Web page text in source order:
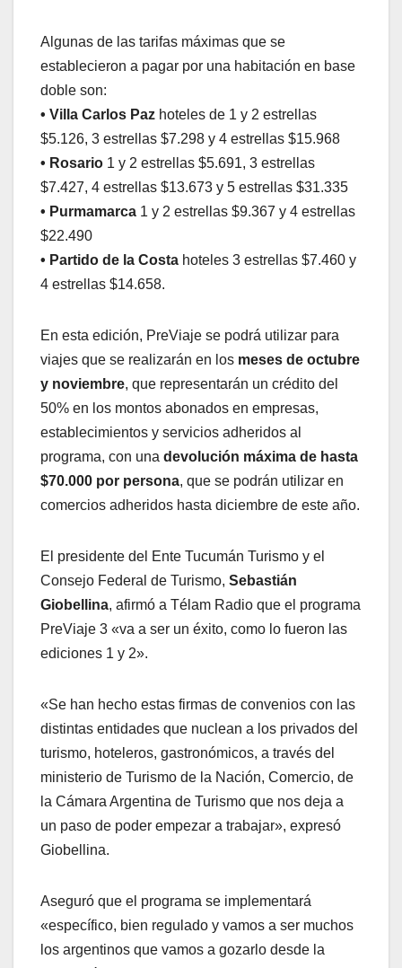
Algunas de las tarifas máximas que se
establecieron a pagar por una habitación en base
doble son:
• Villa Carlos Paz hoteles de 1 y 2 estrellas
$5.126, 3 estrellas $7.298 y 4 estrellas $15.968
• Rosario 1 y 2 estrellas $5.691, 3 estrellas
$7.427, 4 estrellas $13.673 y 5 estrellas $31.335
• Purmamarca 1 y 2 estrellas $9.367 y 4 estrellas
$22.490
• Partido de la Costa hoteles 3 estrellas $7.460 y
4 estrellas $14.658.
En esta edición, PreViaje se podrá utilizar para
viajes que se realizarán en los meses de octubre
y noviembre, que representarán un crédito del
50% en los montos abonados en empresas,
establecimientos y servicios adheridos al
programa, con una devolución máxima de hasta
$70.000 por persona, que se podrán utilizar en
comercios adheridos hasta diciembre de este año.
El presidente del Ente Tucumán Turismo y el
Consejo Federal de Turismo, Sebastián
Giobellina, afirmó a Télam Radio que el programa
PreViaje 3 «va a ser un éxito, como lo fueron las
ediciones 1 y 2».
«Se han hecho estas firmas de convenios con las
distintas entidades que nuclean a los privados del
turismo, hoteleros, gastronómicos, a través del
ministerio de Turismo de la Nación, Comercio, de
la Cámara Argentina de Turismo que nos deja a
un paso de poder empezar a trabajar», expresó
Giobellina.
Aseguró que el programa se implementará
«específico, bien regulado y vamos a ser muchos
los argentinos que vamos a gozarlo desde la